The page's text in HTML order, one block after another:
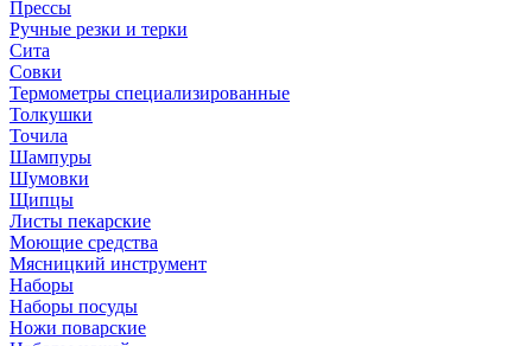
Прессы
Ручные резки и терки
Сита
Совки
Термометры специализированные
Толкушки
Точила
Шампуры
Шумовки
Щипцы
Листы пекарские
Моющие средства
Мясницкий инструмент
Наборы
Наборы посуды
Ножи поварские